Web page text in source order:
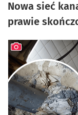
Nowa sieć
prawie